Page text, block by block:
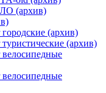
(архив)
(архив)
(архив)